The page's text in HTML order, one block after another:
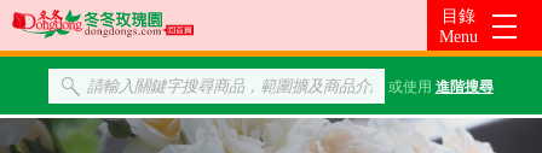
或使用 進階搜尋